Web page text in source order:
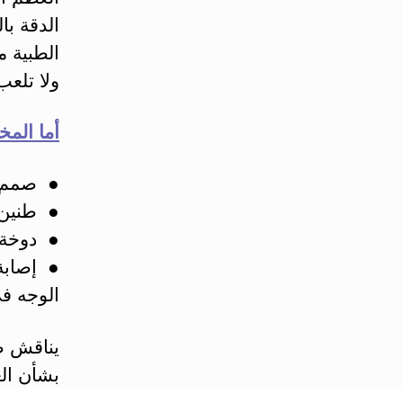
الدقة
ولا
أما
● صمم
●
● دوخة
●
الوجه
يناقش
بشأن